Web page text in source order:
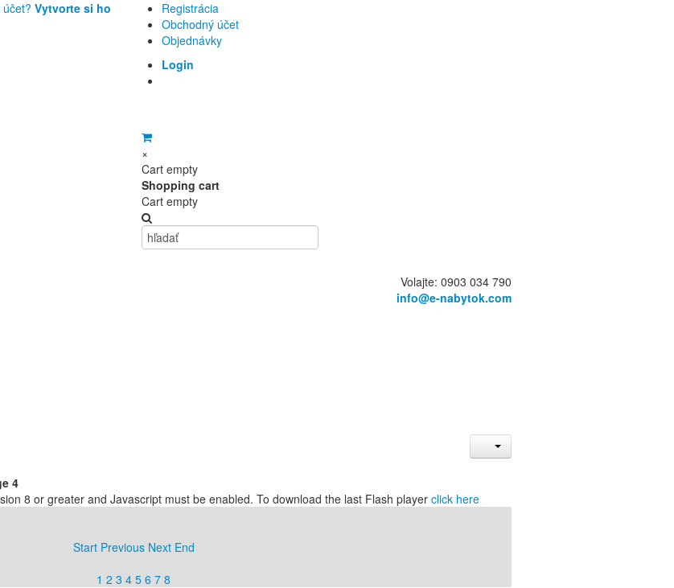
Vytvorte si ho
Registrácia
Obchodný účet
Objednávky
Login
×
Cart empty
Shopping cart
Cart empty
Volajte: 0903 034 790
info@e-nabytok.com
4
8 or greater and Javascript must be enabled. To download the last Flash player click here
Start Previous Next End
1 2 3 4 5 6 7 8